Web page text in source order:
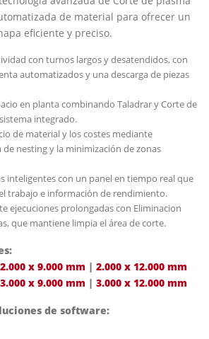
de material para ofrecer un
eficiente y preciso.
con turnos largos y desatendidos, con
automatizados y una descarga de piezas
en planta combinando Taladrar y Corte de
integrado.
de material y los costes mediante
nesting y la minimización de zonas
inteligentes con un panel en tiempo real que
trabajo e información de rendimiento.
ejecuciones prolongadas con Eliminacion
que mantiene limpia el área de corte.
2.000 x 9.000 mm | 2.000 x 12.000 mm
3.000 x 9.000 mm | 3.000 x 12.000 mm
de software: